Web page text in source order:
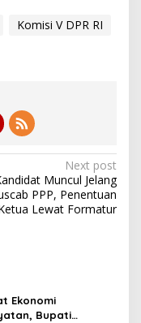
Komisi V DPR RI
Next post
Muncul Jelang
PPP, Penentuan
Lewat Formatur
Ekonomi
Bupati